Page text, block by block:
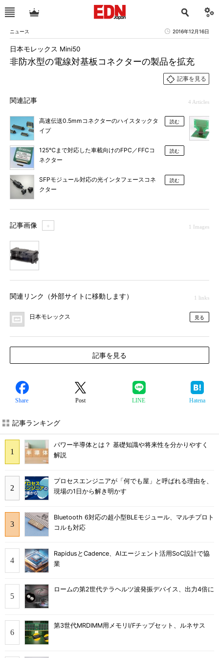
ニュース 2016年12月16日
非防水型の電線対基板コネクターの製品を拡充
日本モレックス Mini50
記事を見る
関連記事 4 Articles
高速伝送0.5mmコネクターのハイスタックタ
イプ
読む
125℃まで対応した車載向けのFPC／FFCコ
ネクター
読む
SFPモジュール対応の光インタフェースコネ
クター
読む
記事画像 ＋ 1 Images
関連リンク（外部サイトに移動します） 1 links
日本モレックス 見る
記事を見る
Share Post LINE Hatena
記事ランキング
パワー半導体とは？ 基礎知識や将来性を分かりやすく
解説
プロセスエンジニアが「何でも屋」と呼ばれる理由を、
現場の1日から解き明かす
Bluetooth 6対応の超小型BLEモジュール、マルチプロト
コルも対応
RapidusとCadence、AIエージェント活用SoC設計で協
業
ロームの第2世代テラヘルツ波発振デバイス、出力4倍に
第3世代MRDIMM用メモリI/Fチップセット、ルネサス